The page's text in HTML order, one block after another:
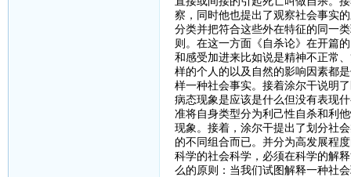
察，同时他也提出了观察社会事实
分类并把符合这些外在特征的同一
则。在这一方面《自杀论》在开篇
和感受加进来比如说是精神不正常
样的个人的以及自然的影响因素都
样一种社会事实。接着涂尔干说明
病态现象是应该是什么但没有表现
准将自身类型分为利己性自杀和利
现象。接着，涂尔干提出了划分社
的不同组合而已。并分为高发展程
科学的社会科学，必须在科学的解
么的原则：当我们试图解释一种社